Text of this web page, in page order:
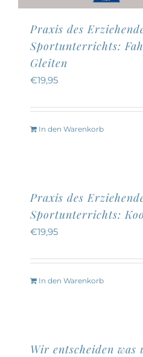
Praxis des
Sportunterrichts:
Gleiten
€19,95
In den Warenkorb
Praxis des
Sportunterrichts:
€19,95
In den Warenkorb
Wir entscheiden was